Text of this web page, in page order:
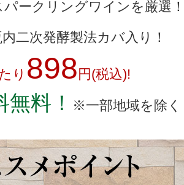
パークリングワインを厳選
二次発酵製法カバ入り！
り 898 円(税込)!
無料！ ※一部地域を除く